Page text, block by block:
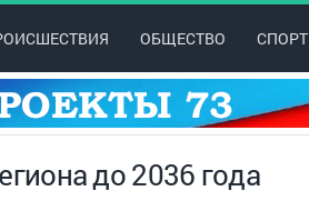
ОБЩЕСТВО СПОРТ
до 2036 года